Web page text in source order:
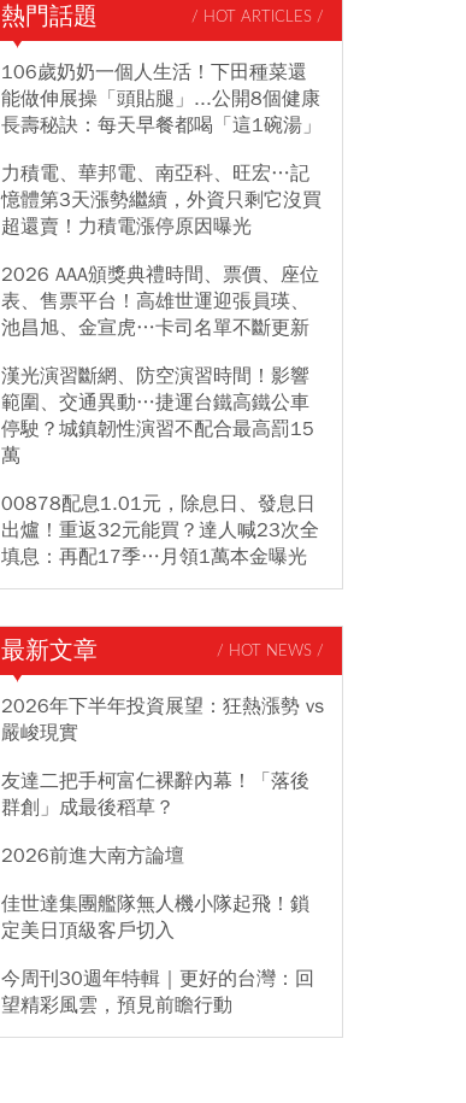
熱門話題 / HOT ARTICLES /
106歲奶奶一個人生活！下田種菜還
能做伸展操「頭貼腿」...公開8個健康
長壽秘訣：每天早餐都喝「這1碗湯」
力積電、華邦電、南亞科、旺宏…記
憶體第3天漲勢繼續，外資只剩它沒買
超還賣！力積電漲停原因曝光
2026 AAA頒獎典禮時間、票價、座位
表、售票平台！高雄世運迎張員瑛、
池昌旭、金宣虎…卡司名單不斷更新
漢光演習斷網、防空演習時間！影響
範圍、交通異動…捷運台鐵高鐵公車
停駛？城鎮韌性演習不配合最高罰15
萬
00878配息1.01元，除息日、發息日
出爐！重返32元能買？達人喊23次全
填息：再配17季…月領1萬本金曝光
最新文章 / HOT NEWS /
2026年下半年投資展望：狂熱漲勢 vs
嚴峻現實
友達二把手柯富仁裸辭內幕！「落後
群創」成最後稻草？
2026前進大南方論壇
佳世達集團艦隊無人機小隊起飛！鎖
定美日頂級客戶切入
今周刊30週年特輯｜更好的台灣：回
望精彩風雲，預見前瞻行動